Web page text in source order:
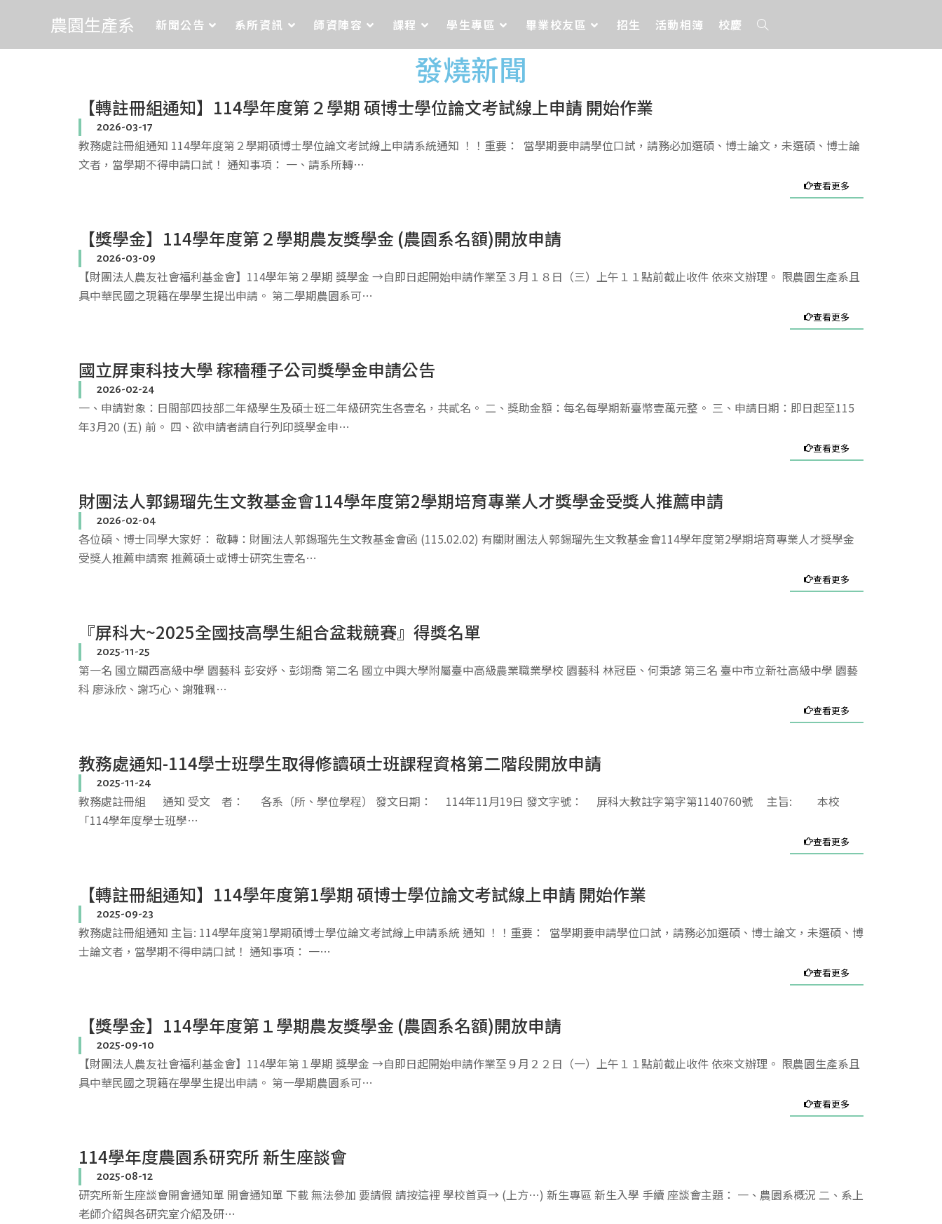
農園生產系 新聞公告 系所資訊 師資陣容 課程 學生專區 畢業校友區 招生 活動相簿 校慶
發燒新聞
【轉註冊組通知】114學年度第２學期 碩博士學位論文考試線上申請 開始作業
2026-03-17
教務處註冊組通知 114學年度第２學期碩博士學位論文考試線上申請系統通知 ！！重要： 當學期要申請學位口試，請務必加選碩、博士論文，未選碩、博士論
文者，當學期不得申請口試！ 通知事項： 一、請系所轉…
查看更多
【獎學金】114學年度第２學期農友獎學金 (農園系名額)開放申請
2026-03-09
【財團法人農友社會福利基金會】114學年第２學期 獎學金 →自即日起開始申請作業至３月１８日（三）上午１１點前截止收件 依來文辦理。 限農園生產系且
具中華民國之現籍在學學生提出申請。 第二學期農園系可…
查看更多
國立屏東科技大學 稼穡種子公司獎學金申請公告
2026-02-24
一、申請對象：日間部四技部二年級學生及碩士班二年級研究生各壹名，共貳名。 二、獎助金額：每名每學期新臺幣壹萬元整。 三、申請日期：即日起至115
年3月20 (五) 前。 四、欲申請者請自行列印獎學金申…
查看更多
財團法人郭錫瑠先生文教基金會114學年度第2學期培育專業人才獎學金受獎人推薦申請
2026-02-04
各位碩、博士同學大家好： 敬轉：財團法人郭錫瑠先生文教基金會函 (115.02.02) 有關財團法人郭錫瑠先生文教基金會114學年度第2學期培育專業人才獎學金
受獎人推薦申請案 推薦碩士或博士研究生壹名…
查看更多
『屏科大~2025全國技高學生組合盆栽競賽』得獎名單
2025-11-25
第一名 國立關西高級中學 園藝科 彭安妤、彭翊喬 第二名 國立中興大學附屬臺中高級農業職業學校 園藝科 林冠臣、何秉諺 第三名 臺中市立新社高級中學 園藝
科 廖泳欣、謝巧心、謝雅珮…
查看更多
教務處通知-114學士班學生取得修讀碩士班課程資格第二階段開放申請
2025-11-24
教務處註冊組 通知 受文 者： 各系（所、學位學程） 發文日期： 114年11月19日 發文字號： 屏科大教註字第字第1140760號 主旨: 本校
「114學年度學士班學…
查看更多
【轉註冊組通知】114學年度第1學期 碩博士學位論文考試線上申請 開始作業
2025-09-23
教務處註冊組通知 主旨: 114學年度第1學期碩博士學位論文考試線上申請系統 通知 ！！重要： 當學期要申請學位口試，請務必加選碩、博士論文，未選碩、博
士論文者，當學期不得申請口試！ 通知事項： 一…
查看更多
【獎學金】114學年度第１學期農友獎學金 (農園系名額)開放申請
2025-09-10
【財團法人農友社會福利基金會】114學年第１學期 獎學金 →自即日起開始申請作業至９月２２日（一）上午１１點前截止收件 依來文辦理。 限農園生產系且
具中華民國之現籍在學學生提出申請。 第一學期農園系可…
查看更多
114學年度農園系研究所 新生座談會
2025-08-12
研究所新生座談會開會通知單 開會通知單 下載 無法參加 要請假 請按這裡 學校首頁→ (上方…) 新生專區 新生入學 手續 座談會主題： 一、農園系概況 二、系上
老師介紹與各研究室介紹及研…